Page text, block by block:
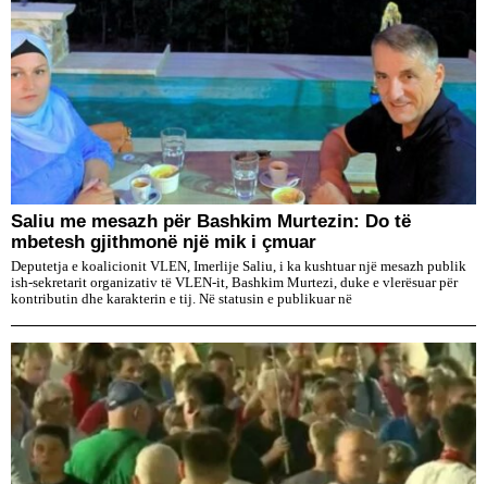
Saliu me mesazh për Bashkim Murtezin: Do të
mbetesh gjithmonë një mik i çmuar
Deputetja e koalicionit VLEN, Imerlije Saliu, i ka kushtuar një mesazh publik
ish-sekretarit organizativ të VLEN-it, Bashkim Murtezi, duke e vlerësuar për
kontributin dhe karakterin e tij. Në statusin e publikuar në